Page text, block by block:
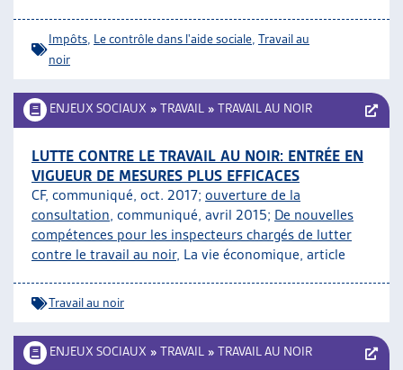
Impôts Le contrôle dans l'aide sociale Travail au
noir
ENJEUX SOCIAUX » TRAVAIL » TRAVAIL AU NOIR
LUTTE CONTRE LE TRAVAIL AU NOIR: ENTRÉE EN
VIGUEUR DE MESURES PLUS EFFICACES
CF, communiqué, oct. 2017; ouverture de la
consultation, communiqué, avril 2015; De nouvelles
compétences pour les inspecteurs chargés de lutter
contre le travail au noir, La vie économique, article
Travail au noir
ENJEUX SOCIAUX » TRAVAIL » TRAVAIL AU NOIR